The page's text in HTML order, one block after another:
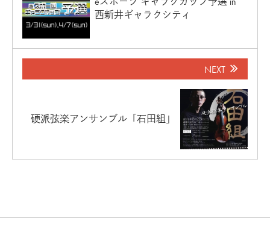
西新井ギャラクシティ
NEXT
硬派弦楽アンサンブル「石田組」